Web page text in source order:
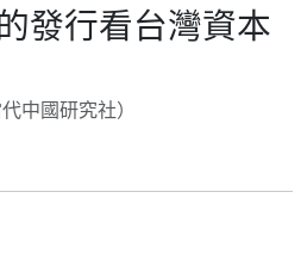
發行看台灣資本
中國研究社）